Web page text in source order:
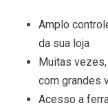
Amplo
da sua loja
Muitas
com grandes
Acesso a